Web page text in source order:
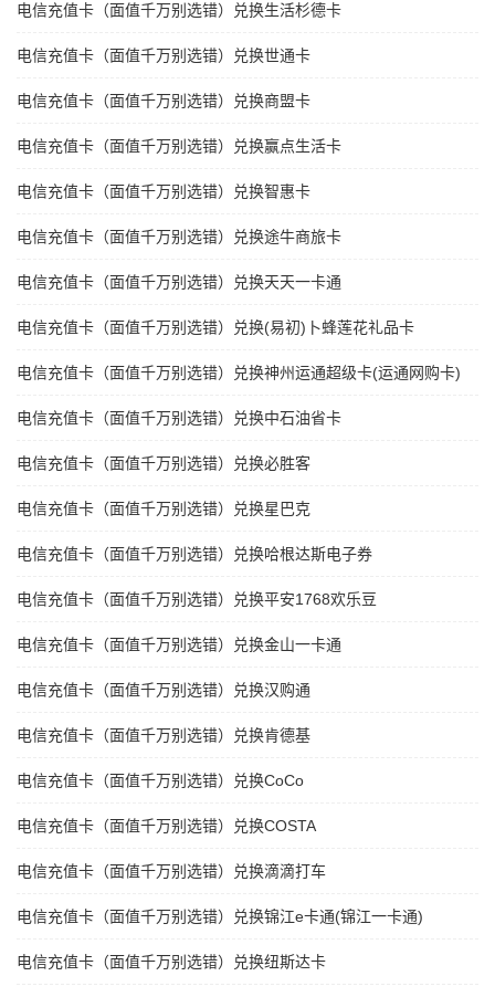
电信充值卡（面值千万别选错）兑换生活杉德卡
电信充值卡（面值千万别选错）兑换世通卡
电信充值卡（面值千万别选错）兑换商盟卡
电信充值卡（面值千万别选错）兑换赢点生活卡
电信充值卡（面值千万别选错）兑换智惠卡
电信充值卡（面值千万别选错）兑换途牛商旅卡
电信充值卡（面值千万别选错）兑换天天一卡通
电信充值卡（面值千万别选错）兑换(易初)卜蜂莲花礼品卡
电信充值卡（面值千万别选错）兑换神州运通超级卡(运通网购卡)
电信充值卡（面值千万别选错）兑换中石油省卡
电信充值卡（面值千万别选错）兑换必胜客
电信充值卡（面值千万别选错）兑换星巴克
电信充值卡（面值千万别选错）兑换哈根达斯电子券
电信充值卡（面值千万别选错）兑换平安1768欢乐豆
电信充值卡（面值千万别选错）兑换金山一卡通
电信充值卡（面值千万别选错）兑换汉购通
电信充值卡（面值千万别选错）兑换肯德基
电信充值卡（面值千万别选错）兑换CoCo
电信充值卡（面值千万别选错）兑换COSTA
电信充值卡（面值千万别选错）兑换滴滴打车
电信充值卡（面值千万别选错）兑换锦江e卡通(锦江一卡通)
电信充值卡（面值千万别选错）兑换纽斯达卡